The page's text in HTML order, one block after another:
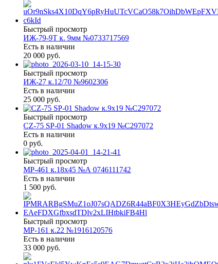
Быстрый просмотр
ИЖ-79-9Т к. 9мм №0733717569
Есть в наличии
20 000 руб.
Быстрый просмотр
ИЖ-27 к.12/70 №9602306
Есть в наличии
25 000 руб.
Быстрый просмотр
CZ-75 SP-01 Shadow к.9х19 №С297072
Есть в наличии
0 руб.
Быстрый просмотр
МР-461 к.18х45 №А 0746111742
Есть в наличии
1 500 руб.
Быстрый просмотр
МР-161 к.22 №1916120576
Есть в наличии
33 000 руб.